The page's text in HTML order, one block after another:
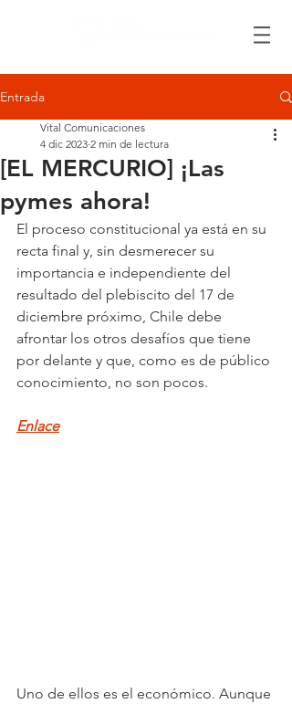
Entrada
[EL MERCURIO] ¡Las
pymes ahora!
Vital Comunicaciones
4 dic 2023 2 min de lectura
El proceso constitucional ya está en su
recta final y, sin desmerecer su
importancia e independiente del
resultado del plebiscito del 17 de
diciembre próximo, Chile debe
afrontar los otros desafíos que tiene
por delante y que, como es de público
conocimiento, no son pocos.
Enlace
Uno de ellos es el económico. Aunque